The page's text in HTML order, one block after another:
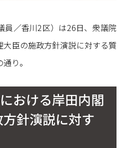
員／香川2区）は26日、衆議院
臣の施政方針演説に対する質
り。
おける岸田内閣
針演説に対す